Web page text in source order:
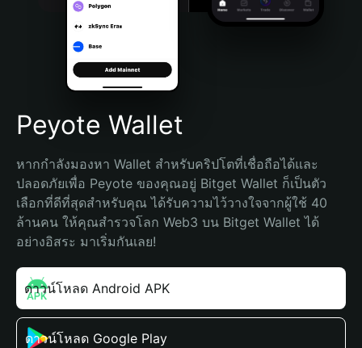
Português (Brasil)
Español (Argentina)
Peyote Wallet
หากกำลังมองหา Wallet สำหรับคริปโตที่เชื่อถือได้และ
ปลอดภัยเพื่อ Peyote ของคุณอยู่ Bitget Wallet ก็เป็นตัว
เลือกที่ดีที่สุดสำหรับคุณ ได้รับความไว้วางใจจากผู้ใช้ 40
ล้านคน ให้คุณสำรวจโลก Web3 บน Bitget Wallet ได้
อย่างอิสระ มาเริ่มกันเลย!
ดาวน์โหลด Android APK
ดาวน์โหลด Google Play